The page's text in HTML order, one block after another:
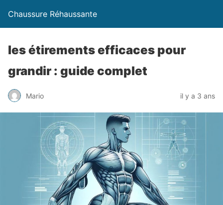
Chaussure Réhaussante
les étirements efficaces pour
grandir : guide complet
Mario il y a 3 ans